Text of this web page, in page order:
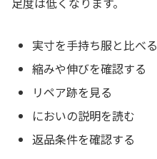
実寸を手持ち服と比べる
縮みや伸びを確認する
リペア跡を見る
においの説明を読む
返品条件を確認する